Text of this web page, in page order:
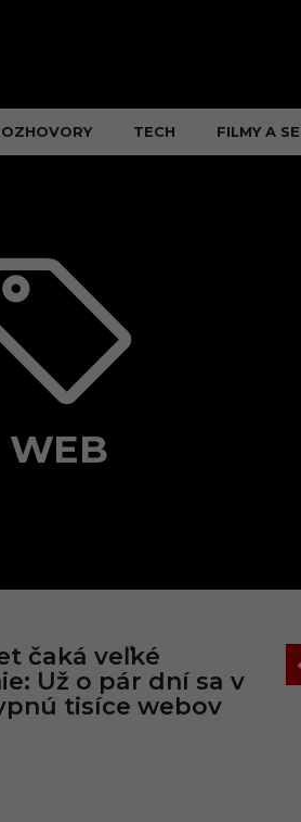
TECH FILMY A
WEB
čaká veľké
Už o pár dní sa v
tisíce webov